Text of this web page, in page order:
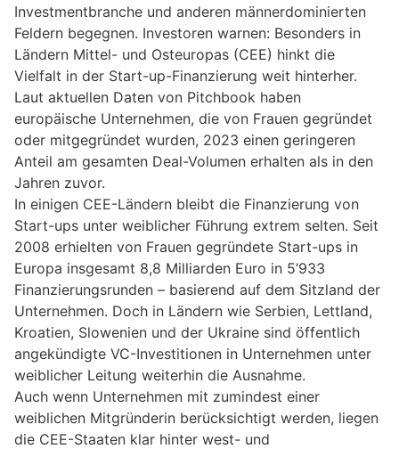
Investmentbranche und anderen männerdominierten
Feldern begegnen. Investoren warnen: Besonders in
Ländern Mittel- und Osteuropas (CEE) hinkt die
Vielfalt in der Start-up-Finanzierung weit hinterher.
Laut aktuellen Daten von Pitchbook haben
europäische Unternehmen, die von Frauen gegründet
oder mitgegründet wurden, 2023 einen geringeren
Anteil am gesamten Deal-Volumen erhalten als in den
Jahren zuvor.
In einigen CEE-Ländern bleibt die Finanzierung von
Start-ups unter weiblicher Führung extrem selten. Seit
2008 erhielten von Frauen gegründete Start-ups in
Europa insgesamt 8,8 Milliarden Euro in 5’933
Finanzierungsrunden – basierend auf dem Sitzland der
Unternehmen. Doch in Ländern wie Serbien, Lettland,
Kroatien, Slowenien und der Ukraine sind öffentlich
angekündigte VC-Investitionen in Unternehmen unter
weiblicher Leitung weiterhin die Ausnahme.
Auch wenn Unternehmen mit zumindest einer
weiblichen Mitgründerin berücksichtigt werden, liegen
die CEE-Staaten klar hinter west- und